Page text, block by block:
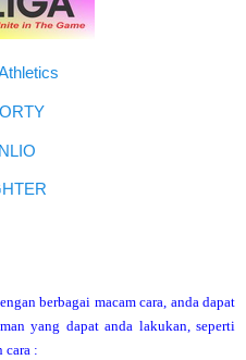
berbagai macam cara, anda dapat
yang dapat anda lakukan, seperti
cara :